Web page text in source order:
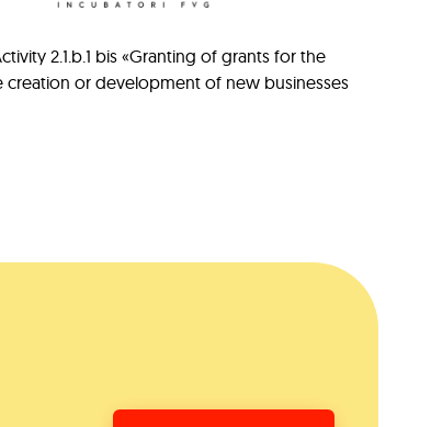
2.1.b.1 bis «Granting of grants for the
or development of new businesses